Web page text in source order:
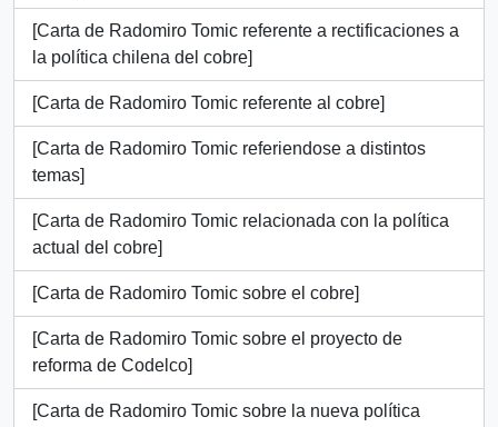
[Carta de Radomiro Tomic referente a rectificaciones a
la política chilena del cobre]
[Carta de Radomiro Tomic referente al cobre]
[Carta de Radomiro Tomic referiendose a distintos
temas]
[Carta de Radomiro Tomic relacionada con la política
actual del cobre]
[Carta de Radomiro Tomic sobre el cobre]
[Carta de Radomiro Tomic sobre el proyecto de
reforma de Codelco]
[Carta de Radomiro Tomic sobre la nueva política